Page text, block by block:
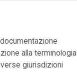
alla terminologia
giurisdizioni